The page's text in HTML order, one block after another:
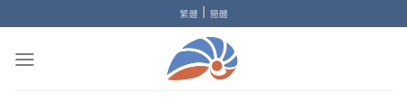
to
content
繁體 | 簡體